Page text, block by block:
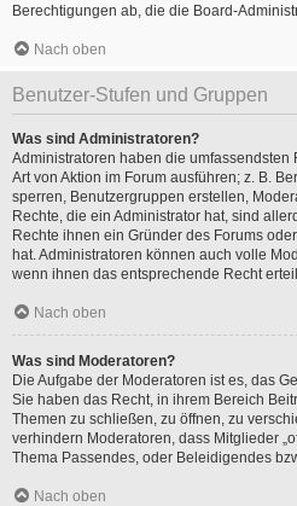
Berechtigungen ab, die die Board-
Nach oben
Benutzer-Stufen und Gruppen
Was sind Administratoren?
Administratoren haben die umfassendsten
Art von Aktion im Forum ausführen; z. B.
sperren, Benutzergruppen erstellen,
Rechte, die ein Administrator hat, sind
Rechte ihnen ein Gründer des Forums
hat. Administratoren können auch volle
wenn ihnen das entsprechende Recht
Nach oben
Was sind Moderatoren?
Die Aufgabe der Moderatoren ist es, das
Sie haben das Recht, in ihrem Bereich
Themen zu schließen, zu öffnen, zu
verhindern Moderatoren, dass Mitglieder
Thema Passendes, oder Beleidigendes
Nach oben